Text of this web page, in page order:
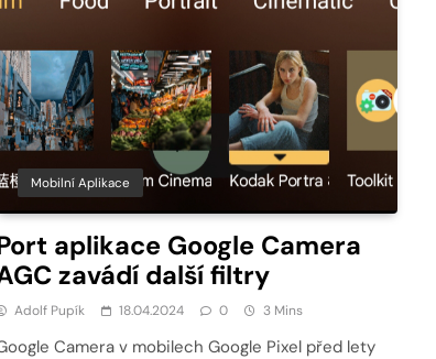
Mobilní Aplikace
aplikace Google Camera
zavádí další filtry
Adolf Pupík 18.04.2024 0 3 Mins
Camera v mobilech Google Pixel před lety